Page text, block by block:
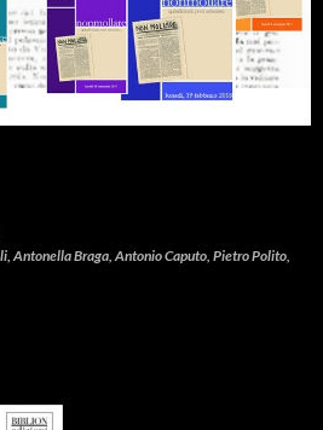
Antonella Braga, Antonio Caputo, Pietro Polito,